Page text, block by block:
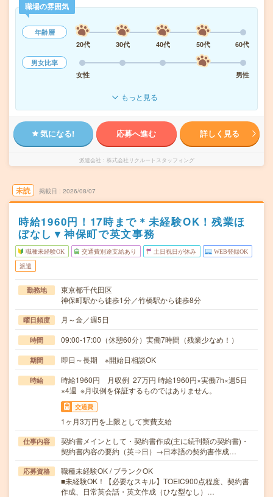
職場の雰囲気
年齢層
20代
30代 40代 50代
60代
男女比率
女性
男性
もっと見る
気になる! 応募へ進む 詳しく見る
派遣会社 株式会社リクルートスタッフィング
未読 掲載日 2026/08/07
時給1960円！17時まで＊未経験OK！残業ほ
ぼなし▼神保町で英文事務
職種未経験OK 交通費別途支給あり 土日祝日が休み WEB登録OK
派遣
勤務地
東京都千代田区
神保町駅から徒歩1分／竹橋駅から徒歩8分
曜日頻度 月～金／週5日
時間 09:00-17:00（休憩60分）実働7時間（残業少なめ！）
期間 即日～長期 ※開始日相談OK
時給
時給1960円 月収例 27万円 時給1960円×実働7h×週5日
×4週 ※月収例を保証するものではありません。
交通費
1ヶ月3万円を上限として実費支給
仕事内容
契約書メインとして・契約書作成(主に続刊類の契約書)・
契約書内容の要約（英⇒日）→日本語の契約書作成…
応募資格
職種未経験OK / ブランクOK
■未経験OK！【必要なスキル】TOEIC900点程度、契約書
作成、日常英会話・英文作成（ひな型なし）…